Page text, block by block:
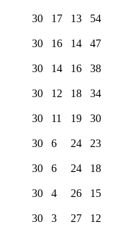
30 17 13 54
30 16 14 47
30 14 16 38
30 12 18 34
30 11 19 30
30 6 24 23
30 6 24 18
30 4 26 15
30 3 27 12